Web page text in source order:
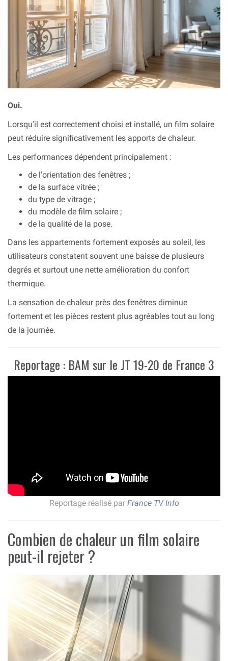
Oui.
Lorsqu'il est correctement choisi et installé, un film solaire
peut réduire significativement les apports de chaleur.
Les performances dépendent principalement :
de l'orientation des fenêtres ;
de la surface vitrée ;
du type de vitrage ;
du modèle de film solaire ;
de la qualité de la pose.
Dans les appartements fortement exposés au soleil, les
utilisateurs constatent souvent une baisse de plusieurs
degrés et surtout une nette amélioration du confort
thermique.
La sensation de chaleur près des fenêtres diminue
fortement et les pièces restent plus agréables tout au long
de la journée.
Reportage : BAM sur le JT 19-20 de France 3
Reportage réalisé par France TV Info
Combien de chaleur un film solaire
peut-il rejeter ?